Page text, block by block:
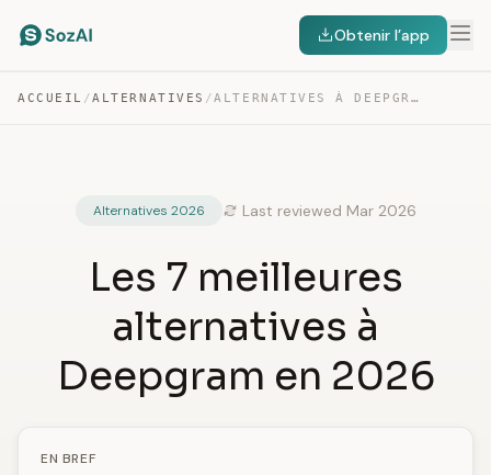
Obtenir l’app
ACCUEIL /ALTERNATIVES / ALTERNATIVES À DEEPGRAM
Alternatives 2026 Last reviewed Mar 2026
Les 7 meilleures
alternatives à
Deepgram en 2026
EN BREF